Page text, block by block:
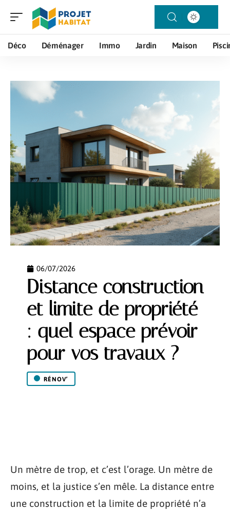
Déco Déménager Immo Jardin Maison
06/07/2026
Distance construction
et limite de propriété
: quel espace prévoir
pour vos travaux ?
RÉNOV’
Un mètre de trop, et c’est l’orage. Un mètre de
moins, et la justice s’en mêle. La distance entre
une construction et la limite de propriété n’a